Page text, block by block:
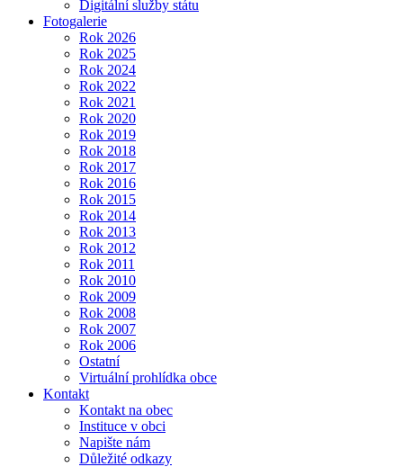
Digitální služby státu
Fotogalerie
Rok 2026
Rok 2025
Rok 2024
Rok 2022
Rok 2021
Rok 2020
Rok 2019
Rok 2018
Rok 2017
Rok 2016
Rok 2015
Rok 2014
Rok 2013
Rok 2012
Rok 2011
Rok 2010
Rok 2009
Rok 2008
Rok 2007
Rok 2006
Ostatní
Virtuální prohlídka obce
Kontakt
Kontakt na obec
Instituce v obci
Napište nám
Důležité odkazy